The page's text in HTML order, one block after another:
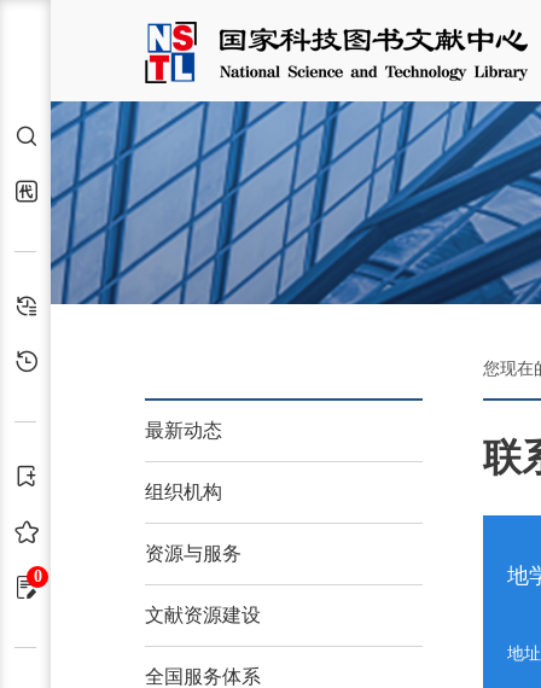
检索
代查代借
检索历史
0
最新动态
组织机构
资源与服务
文献资源建设
全国服务体系
您现在
联
地
地